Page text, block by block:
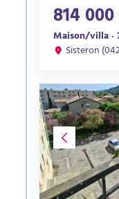
814
Maison/villa ·
Sisteron